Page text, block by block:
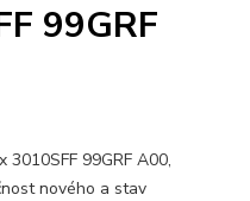
99GRF
99GRF A00,
nového a stav